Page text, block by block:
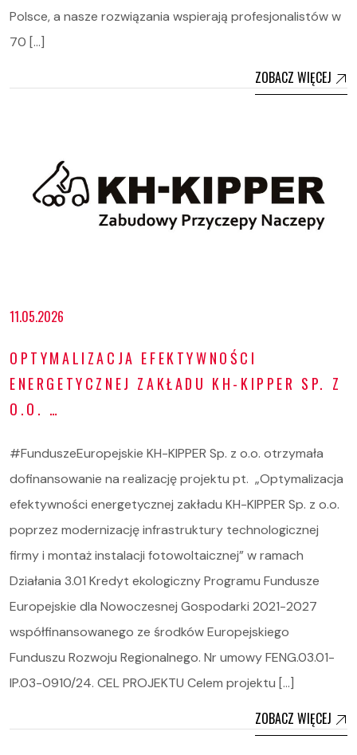
Polsce, a nasze rozwiązania wspierają profesjonalistów w
70 […]
ZOBACZ WIĘCEJ
11.05.2026
OPTYMALIZACJA EFEKTYWNOŚCI
ENERGETYCZNEJ ZAKŁADU KH-KIPPER SP. Z
O.O. …
#FunduszeEuropejskie KH-KIPPER Sp. z o.o. otrzymała
dofinansowanie na realizację projektu pt. „Optymalizacja
efektywności energetycznej zakładu KH-KIPPER Sp. z o.o.
poprzez modernizację infrastruktury technologicznej
firmy i montaż instalacji fotowoltaicznej” w ramach
Działania 3.01 Kredyt ekologiczny Programu Fundusze
Europejskie dla Nowoczesnej Gospodarki 2021-2027
współfinansowanego ze środków Europejskiego
Funduszu Rozwoju Regionalnego. Nr umowy FENG.03.01-
IP.03-0910/24. CEL PROJEKTU Celem projektu […]
ZOBACZ WIĘCEJ